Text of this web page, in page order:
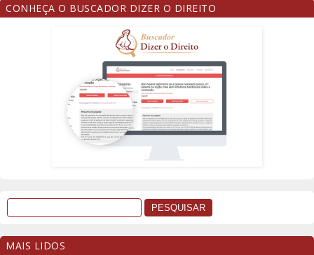
CONHEÇA O BUSCADOR DIZER O DIREITO
MAIS LIDOS